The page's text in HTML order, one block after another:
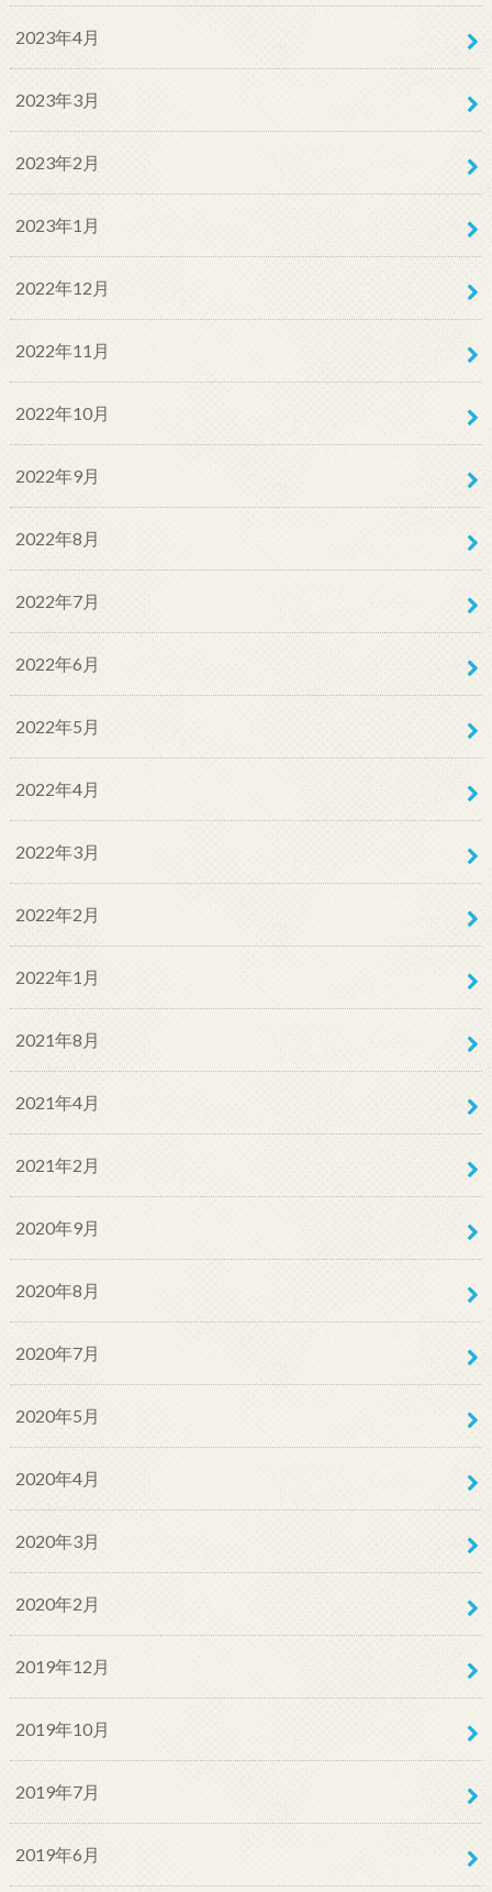
2023年4月
2023年3月
2023年2月
2023年1月
2022年12月
2022年11月
2022年10月
2022年9月
2022年8月
2022年7月
2022年6月
2022年5月
2022年4月
2022年3月
2022年2月
2022年1月
2021年8月
2021年4月
2021年2月
2020年9月
2020年8月
2020年7月
2020年5月
2020年4月
2020年3月
2020年2月
2019年12月
2019年10月
2019年7月
2019年6月